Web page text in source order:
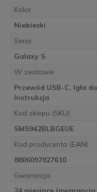
Kolor
Niebieski
Seria
Galaxy S
W zestawie
Przewód USB-C, Igła
Instrukcja
Kod sklepu (SKU)
SMS942BLBGEUE
Kod producenta (EAN)
8806097827610
Gwarancja